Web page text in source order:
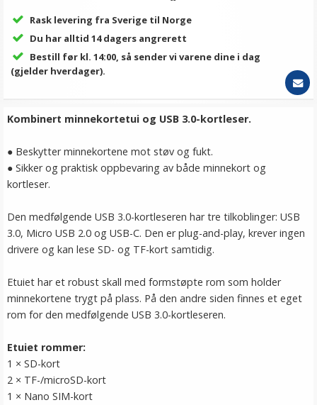
Rask levering fra Sverige til Norge
Du har alltid 14 dagers angrerett
Bestill før kl. 14:00, så sender vi varene dine i dag
(gjelder hverdager).
Kombinert minnekortetui og USB 3.0-kortleser.
● Beskytter minnekortene mot støv og fukt.
● Sikker og praktisk oppbevaring av både minnekort og
kortleser.
Den medfølgende USB 3.0-kortleseren har tre tilkoblinger: USB
3.0, Micro USB 2.0 og USB-C. Den er plug-and-play, krever ingen
drivere og kan lese SD- og TF-kort samtidig.
Etuiet har et robust skall med formstøpte rom som holder
minnekortene trygt på plass. På den andre siden finnes et eget
rom for den medfølgende USB 3.0-kortleseren.
Etuiet rommer:
1 × SD-kort
2 × TF-/microSD-kort
1 × Nano SIM-kort